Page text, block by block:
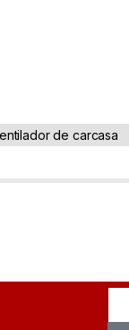
de carcasa